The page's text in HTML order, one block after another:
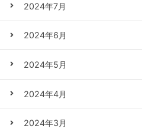
2024年7月
2024年6月
2024年5月
2024年4月
2024年3月